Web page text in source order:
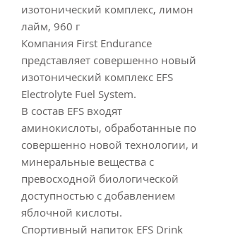
изотонический комплекс, лимон
лайм, 960 г
Компания First Endurance
представляет совершенно новый
изотонический комплекс EFS
Electrolyte Fuel System.
В состав EFS входят
аминокислоты, обработанные по
совершенно новой технологии, и
минеральные вещества с
превосходной биологической
доступностью с добавлением
яблочной кислоты.
Спортивный напиток EFS Drink